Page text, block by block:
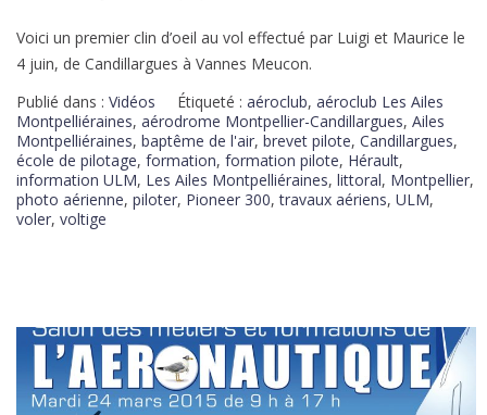
Voici un premier clin d’oeil au vol effectué par Luigi et Maurice le
4 juin, de Candillargues à Vannes Meucon.
Publié dans : Vidéos Étiqueté : aéroclub, aéroclub Les Ailes
Montpelliéraines, aérodrome Montpellier-Candillargues, Ailes
Montpelliéraines, baptême de l'air, brevet pilote, Candillargues,
école de pilotage, formation, formation pilote, Hérault,
information ULM, Les Ailes Montpelliéraines, littoral, Montpellier,
photo aérienne, piloter, Pioneer 300,travaux aériens, ULM,
voler, voltige